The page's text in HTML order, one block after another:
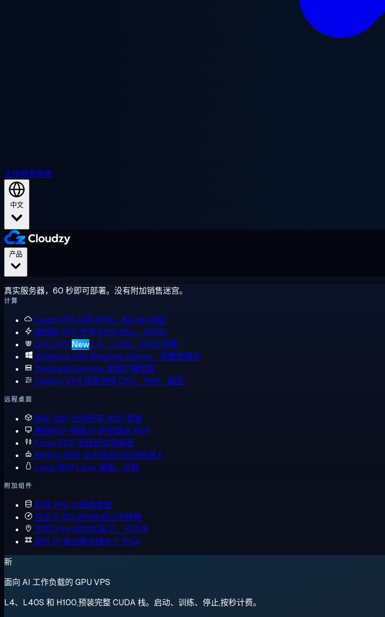
支持联系销售
中文
真实服务器，60 秒即可部署。没有附加销售迷宫。
计算
Cloud VPS 共享 EPYC，$2.48/月起
高性能 VPS 专用 EPYC 核心，DDR5
GPU VPS New L4、L40S、H100 按需
Windows VPS Windows Server，完整管理员
Dedicated Servers 单租户裸金属
Custom VPS 按需选择 CPU、内存、磁盘
远程桌面
购买 RDP 比较所有 RDP 套餐
美国RDP 美国 IP 的管理员 RDP
Forex RDP 低延迟交易桌面
Botting RDP 全天候运行你的机器人
Linux RDP Linux 桌面，远程
附加组件
存储 VPS 大磁盘套餐
自定义 ISO 启动你自己的镜像
专用 IPv4 你的专属 IP，不共享
额外 IP 每台服务器多个 IPv4
新
面向 AI 工作负载的 GPU VPS
L4、L40S 和 H100,预装完整 CUDA 栈。启动、训练、停止,按秒计费。